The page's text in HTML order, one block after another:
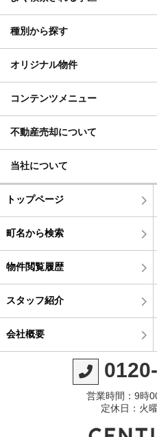
種別から探す
オリジナル物件
コンテンツメニュー
不動産売却について
当社について
トップページ
町名から検索
物件閲覧履歴
スタッフ紹介
会社概要
営業時間：9時
定休日：火